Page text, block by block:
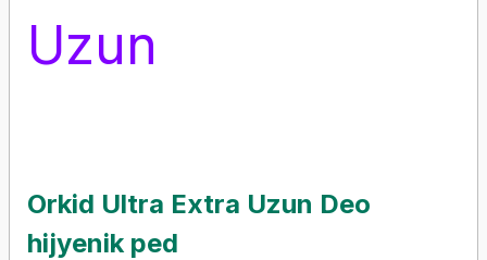
Uzun
Orkid Ultra Extra Uzun Deo
hijyenik ped